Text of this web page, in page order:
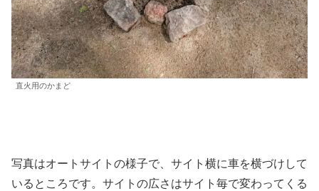
直火用のかまど
写真はオートサイトの様子で、サイト横に車を横づけして
いるところです。サイトの広さはサイト毎で変わってくる